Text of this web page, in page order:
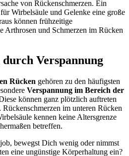
von Rückenschmerzen. Ein
Wirbelsäule und Gelenke eine große
können frühzeitige
Arthrosen und Schmerzen im Rücken
Verspannung
Rücken gehören zu den häufigsten
Verspannung im Bereich der
können ganz plötzlich auftreten
im unteren Rücken
kennen keine Altersgrenze
betreffen.
bewegst Dich wenig oder nimmst
eine ungünstige Körperhaltung ein?